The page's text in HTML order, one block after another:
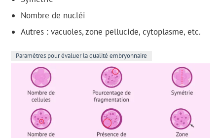
Nombre de nucléi
Autres : vacuoles, zone pellucide, cytoplasme, etc.
Paramètres pour évaluer la qualité embryonnaire